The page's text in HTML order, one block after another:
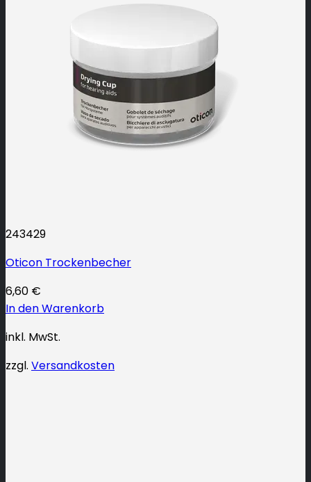
243429
Oticon Trockenbecher
6,60 €
In den Warenkorb
inkl. MwSt.
zzgl. Versandkosten